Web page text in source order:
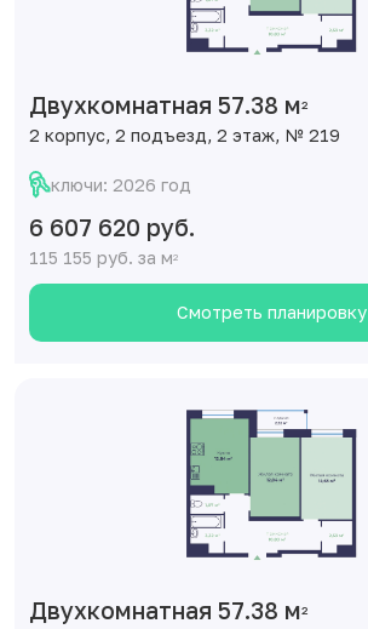
Двухкомнатная 57.38 м2
2 корпус, 2 подъезд, 2 этаж, № 219
ключи: 2026 год
6 607 620 руб.
115 155 руб. за м2
Смотреть планировку
Двухкомнатная 57.38 м2